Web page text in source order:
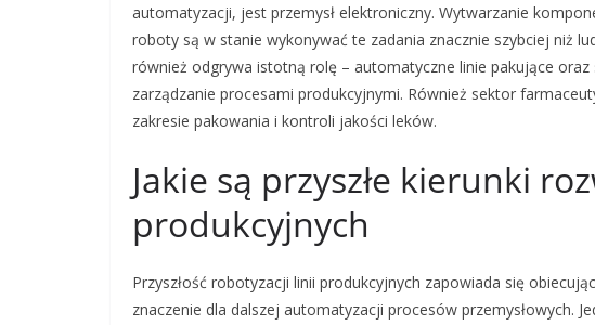
automatyzacji, jest przemysł elektroniczny. Wytwarzanie
roboty są w stanie wykonywać te zadania znacznie szybciej niż
również odgrywa istotną rolę – automatyczne linie pakujące
zarządzanie procesami produkcyjnymi. Również sektor
zakresie pakowania i kontroli jakości leków.
Jakie są przyszłe kierunki
produkcyjnych
Przyszłość robotyzacji linii produkcyjnych zapowiada się
znaczenie dla dalszej automatyzacji procesów przemysłowych.